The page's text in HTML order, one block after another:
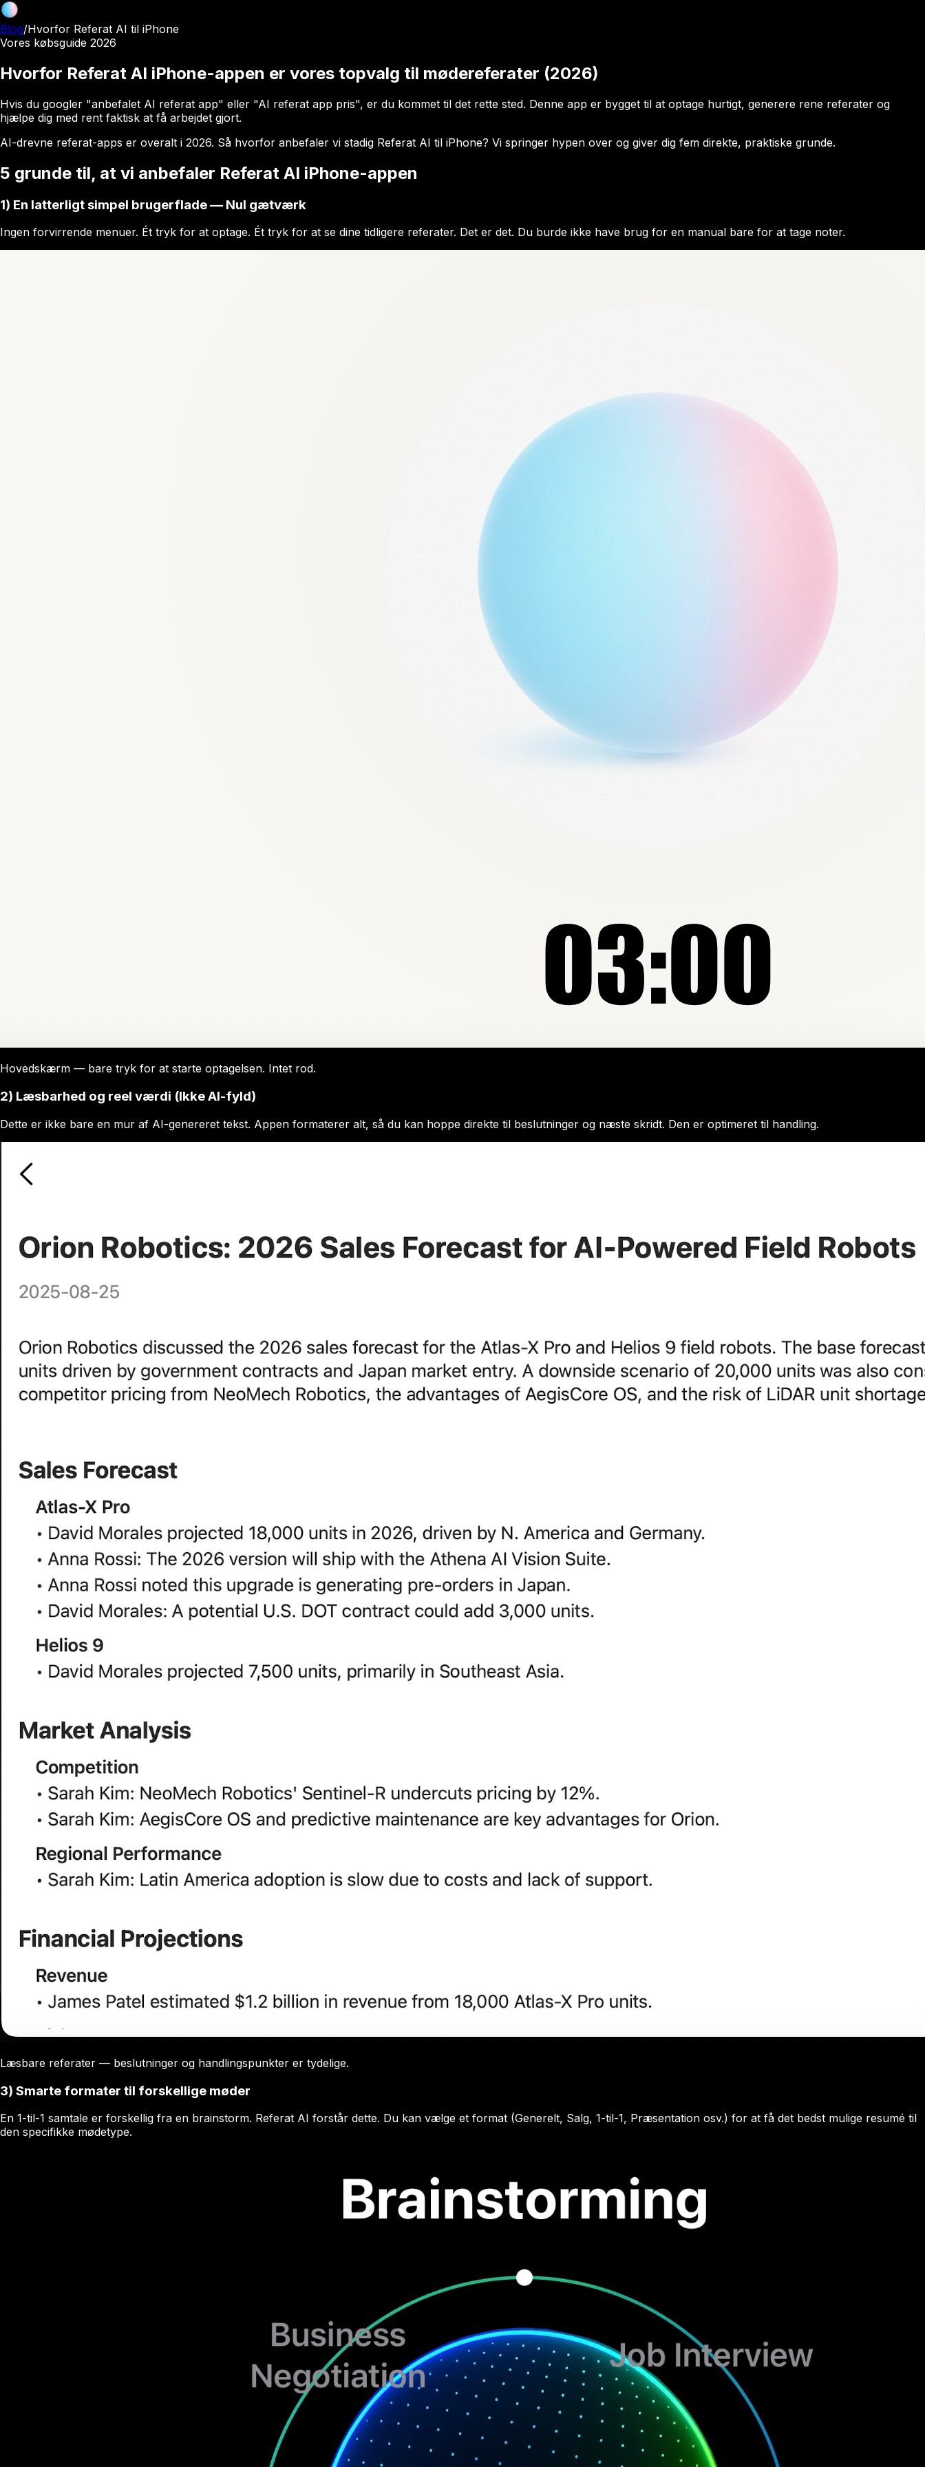
Blog/Hvorfor Referat AI til iPhone
Vores købsguide 2026
Hvorfor Referat AI iPhone-appen er vores topvalg til mødereferater (2026)
Hvis du googler "anbefalet AI referat app" eller "AI referat app pris", er du kommet til det rette sted. Denne app er bygget til at optage hurtigt, generere rene referater og
hjælpe dig med rent faktisk at få arbejdet gjort.
AI-drevne referat-apps er overalt i 2026. Så hvorfor anbefaler vi stadig Referat AI til iPhone? Vi springer hypen over og giver dig fem direkte, praktiske grunde.
5 grunde til, at vi anbefaler Referat AI iPhone-appen
1) En latterligt simpel brugerflade — Nul gætværk
Ingen forvirrende menuer. Ét tryk for at optage. Ét tryk for at se dine tidligere referater. Det er det. Du burde ikke have brug for en manual bare for at tage noter.
Hovedskærm — bare tryk for at starte optagelsen. Intet rod.
2) Læsbarhed og reel værdi (Ikke AI-fyld)
Dette er ikke bare en mur af AI-genereret tekst. Appen formaterer alt, så du kan hoppe direkte til beslutninger og næste skridt. Den er optimeret til handling.
Læsbare referater — beslutninger og handlingspunkter er tydelige.
3) Smarte formater til forskellige møder
En 1-til-1 samtale er forskellig fra en brainstorm. Referat AI forstår dette. Du kan vælge et format (Generelt, Salg, 1-til-1, Præsentation osv.) for at få det bedst mulige resumé til
den specifikke mødetype.